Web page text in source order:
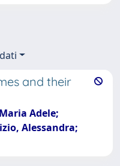
and their
Adele;
Alessandra;